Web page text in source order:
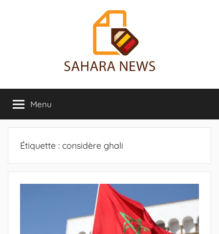
Sahara
News
sur
le
Sahara
révélée
Menu
Étiquette : considère ghali